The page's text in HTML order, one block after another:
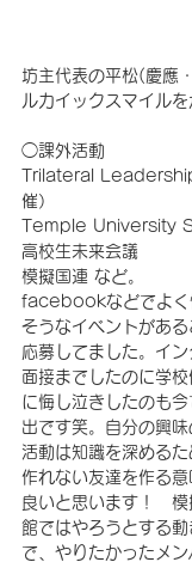
坊主代表の平松(慶應
ルカイックスマイルを
◯課外活動
Trilateral
催）
Temple University
高校生未来会議
模擬国連 など。
facebookなどでよく
そうなイベントがあ
応募してました。イ
面接までしたのに学
に悔し泣きしたのも
出です笑。自分の興
活動は知識を深める
作れない友達を作る
良いと思います！　
館ではやろうとする
で、やりたかったメ